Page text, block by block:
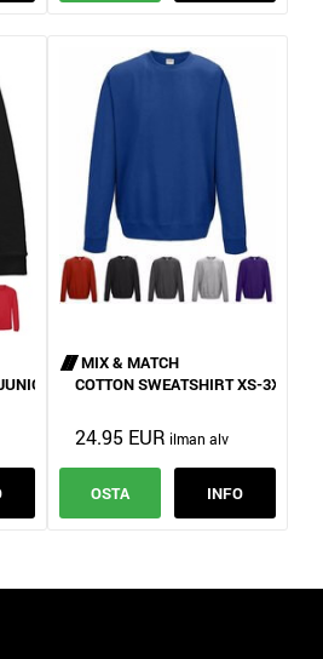
MIX & MATCH
COTTON SWEATSHIRT XS-3XL
24.95 EUR
OSTA INFO